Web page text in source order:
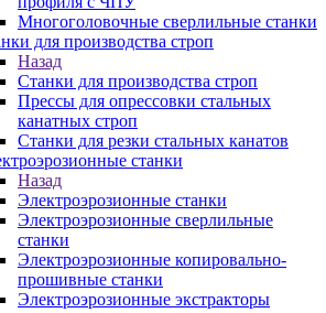
Многоголовочные сверлильные станки
для производства строп
Назад
Станки для производства строп
Прессы для опрессовки стальных
канатных строп
Станки для резки стальных канатов
станки
Назад
Электроэрозионные станки
Электроэрозионные сверлильные
станки
Электроэрозионные копировально-
прошивные станки
Электроэрозионные экстракторы